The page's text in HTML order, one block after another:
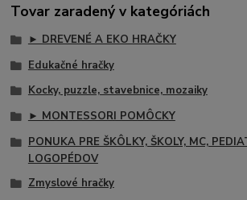
Tovar zaradený v kategóriách
► DREVENÉ A EKO HRAČKY
Edukačné hračky
Kocky, puzzle, stavebnice, mozaiky
► MONTESSORI POMÔCKY
PONUKA PRE ŠKÔLKY, ŠKOLY, MC,
LOGOPÉDOV
Zmyslové hračky